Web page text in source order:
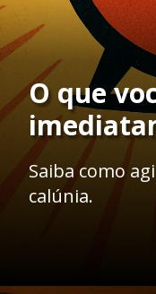
O que
Saiba como
calúnia.